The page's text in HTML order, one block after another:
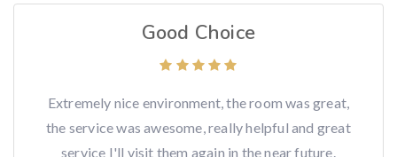
Good Choice
Extremely nice environment, the room was great,
the service was awesome, really helpful and great
service I'll visit them again in the near future.